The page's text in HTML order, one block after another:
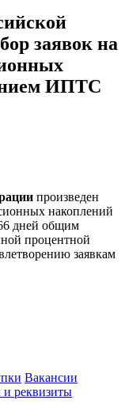
заявок на
ИПТС
произведен
накоплений
дней общим
процентной
заявкам
Вакансии
и реквизиты